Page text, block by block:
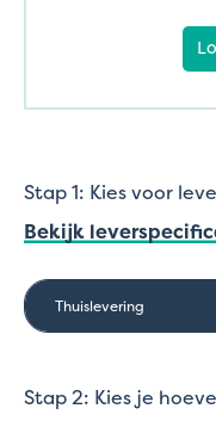
Stap 1: Kies voor
Bekijk
Thuislevering
Stap 2: Kies je